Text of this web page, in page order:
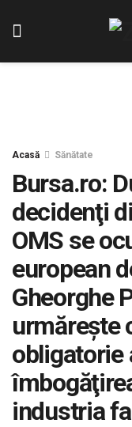
Acasă Sănătate
Bursa.ro:
decidenţi
OMS se
european
Gheorghe
urmărește
obligatorie
industria